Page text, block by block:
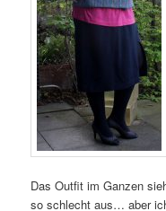
Das Outfit im Ganzen
so schlecht aus… aber